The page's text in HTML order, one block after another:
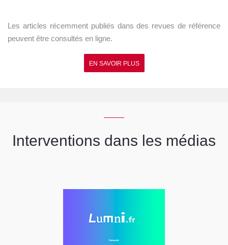
Les articles récemment publiés dans des revues de référence
peuvent être consultés en ligne.
EN SAVOIR PLUS
Interventions dans les médias